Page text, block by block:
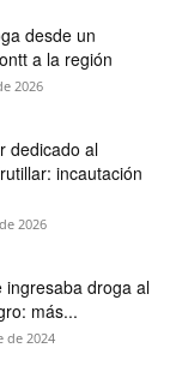
desde un
a la región
2026
dedicado al
incautación
2026
ingresaba droga al
más...
de 2024